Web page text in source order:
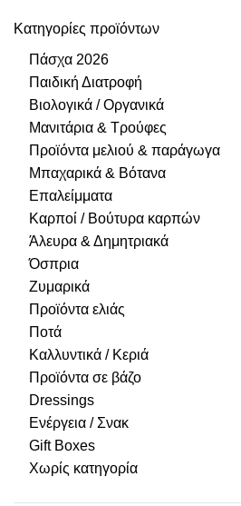
Κατηγορίες προϊόντων
Πάσχα 2026
Παιδική Διατροφή
Βιολογικά / Οργανικά
Μανιτάρια & Τρούφες
Προϊόντα μελιού & παράγωγα
Μπαχαρικά & Βότανα
Επαλείμματα
Καρποί / Βούτυρα καρπών
Άλευρα & Δημητριακά
Όσπρια
Ζυμαρικά
Προϊόντα ελιάς
Ποτά
Καλλυντικά / Κεριά
Προϊόντα σε βάζο
Dressings
Ενέργεια / Σνακ
Gift Boxes
Χωρίς κατηγορία